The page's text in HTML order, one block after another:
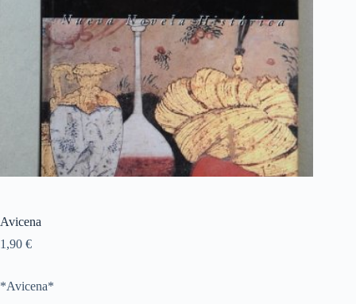
Avicena
1,90 €
*Avicena*